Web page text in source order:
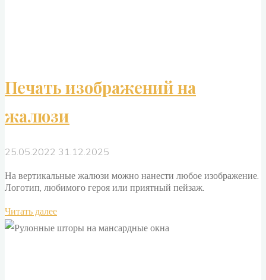
Печать изображений на
жалюзи
25.05.2022 31.12.2025
На вертикальные жалюзи можно нанести любое изображение.
Логотип, любимого героя или приятный пейзаж.
Читать далее"Печать
изображений